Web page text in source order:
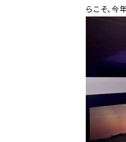
らこそ、今